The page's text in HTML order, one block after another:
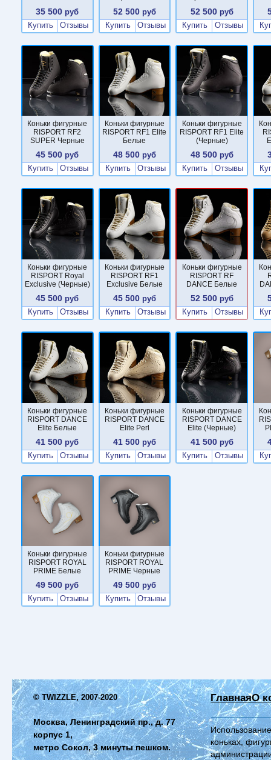
35 500 руб
Купить
Отзывы
52 500 руб
Купить
Отзывы
52 500руб
Купить
Отзывы
Коньки фигурные
RISPORT RF2
SUPER Черные
45 500 руб
Купить
Отзывы
Коньки фигурные
RISPORT RF1 Elite
Белые
48 500 руб
Купить
Отзывы
Коньки фигурные
RISPORT RF1 Elite
(Черные)
48 500руб
Купить
Отзывы
Коньки фигурные
RISPORT Royal
Exclusive (Черные)
45 500 руб
Купить
Отзывы
Коньки фигурные
RISPORT RF1
Exclusive Белые
45 500 руб
Купить
Отзывы
Коньки фигурные
RISPORT RF
DANCE Белые
52 500руб
Купить
Отзывы
Коньки фигурные
RISPORT DANCE
Elite Белые
41 500 руб
Купить
Отзывы
Коньки фигурные
RISPORT DANCE
Elite Perl
41 500 руб
Купить
Отзывы
Коньки фигурные
RISPORT DANCE
Elite (Черные)
41 500руб
Купить
Отзывы
Коньки фигурные
RISPORT ROYAL
PRIME Белые
49 500 руб
Купить
Отзывы
Коньки фигурные
RISPORT ROYAL
PRIME Черные
49 500 руб
Купить
Отзывы
© TWIZZLE, 2007-2020
Москва, Ленинградский пр., д. 77
корпус 1,
метро Сокол, 3 минуты пешком.
ГлавнаяО
коньках,